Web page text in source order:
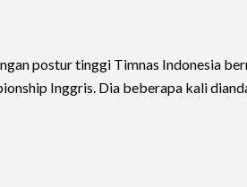
postur tinggi Timnas Indonesia
Inggris. Dia beberapa kali